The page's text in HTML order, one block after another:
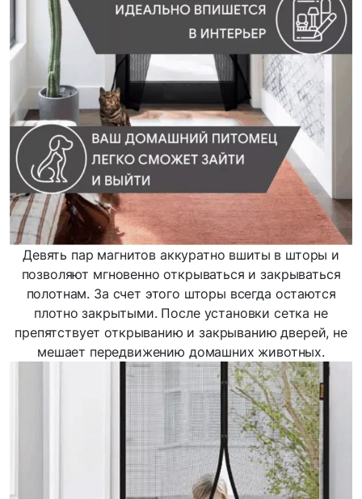
Девять пар магнитов аккуратно вшиты в шторы и
позволяют мгновенно открываться и закрываться
полотнам. За счет этого шторы всегда остаются
плотно закрытыми. После установки сетка не
препятствует открыванию и закрыванию дверей, не
мешает передвижению домашних животных.